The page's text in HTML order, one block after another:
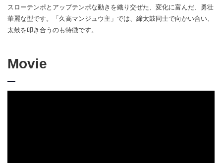
スローテンポとアップテンポな動きを織り交ぜた、変化に富んだ、勇壮
華麗な型です。「久高マンジュウ主」では、締太鼓同士で向かい合い、
太鼓を叩き合うのも特徴です。
Movie